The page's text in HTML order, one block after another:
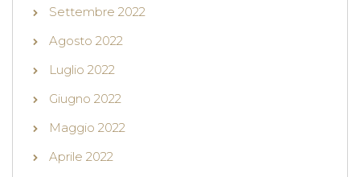
Settembre 2022
Agosto 2022
Luglio 2022
Giugno 2022
Maggio 2022
Aprile 2022